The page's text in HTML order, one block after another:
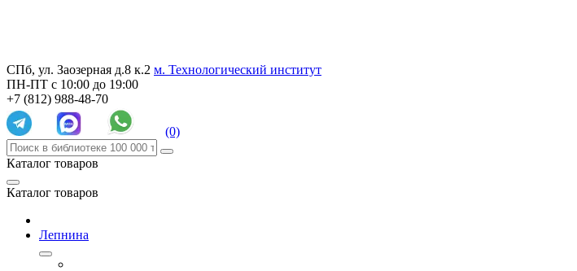
СПб, ул. Заозерная д.8 к.2 м. Технологический институт
ПН-ПТ с 10:00 до 19:00
+7 (812) 988-48-70
(0)
Каталог товаров
Каталог товаров
Лепнина